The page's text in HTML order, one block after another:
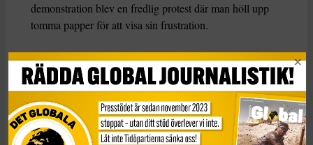
demonstration blev en fredlig protest där man höll upp
tomma papper för att visa sin frustration.
– Klimatet har varit så förtryckande under en lång tid. De
[mina vänner] visste inte att de deltog i en specifik
protest. De trodde att det var ett sätt att få ventilera sina
känslor. De konfronterade inte polisen och de uttryckte
inte några radikala åsikter och trodde inte att det var så
allvarligt, säger en person som kände flera av de